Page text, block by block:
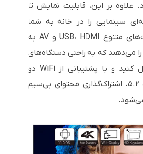
علاوه بر این، قابلیت نمایش تا
سینمایی را در خانه به شما
می‌بخشد. پورت‌های متنوع USB، HDMI و AV به
می‌دهند که به راحتی دستگاه‌های
مختلف را متصل کنید و با پشتیبانی از WiFi دو
بانده و بلوتوث ۵.۲، اشتراک‌گذاری محتوای بی‌سیم
می‌شود.